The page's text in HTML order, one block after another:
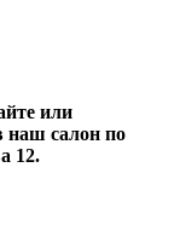
или
наш салон по
12.